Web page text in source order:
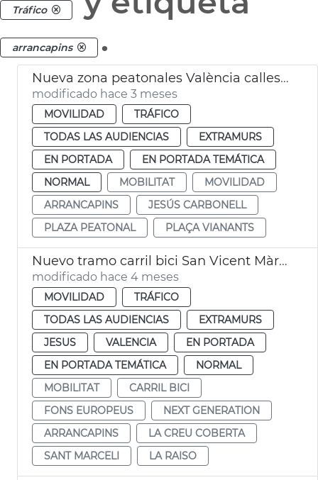
Tráfico
arrancapins .
Nueva zona peatonales València calles Sant Francesc de Borja y Alzira
modificado hace 3 meses
MOVILIDAD
TRÁFICO
TODAS LAS AUDIENCIAS
EXTRAMURS
EN PORTADA
EN PORTADA TEMÁTICA
NORMAL
MOBILITAT
MOVILIDAD
ARRANCAPINS
JESÚS CARBONELL
PLAZA PEATONAL
PLAÇA VIANANTS
Nuevo tramo carril bici San Vicent Màrtir València
modificado hace 4 meses
MOVILIDAD
TRÁFICO
TODAS LAS AUDIENCIAS
EXTRAMURS
JESUS
VALENCIA
EN PORTADA
EN PORTADA TEMÁTICA
NORMAL
MOBILITAT
CARRIL BICI
FONS EUROPEUS
NEXT GENERATION
ARRANCAPINS
LA CREU COBERTA
SANT MARCELI
LA RAISO